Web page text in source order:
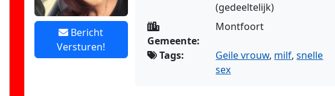
Bericht
Versturen!
(gedeeltelijk)
Gemeente:
Montfoort
Tags: Geile vrouw, milf,snelle
sex